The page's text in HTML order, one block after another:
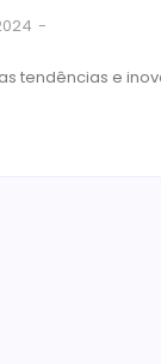
-
tendências e